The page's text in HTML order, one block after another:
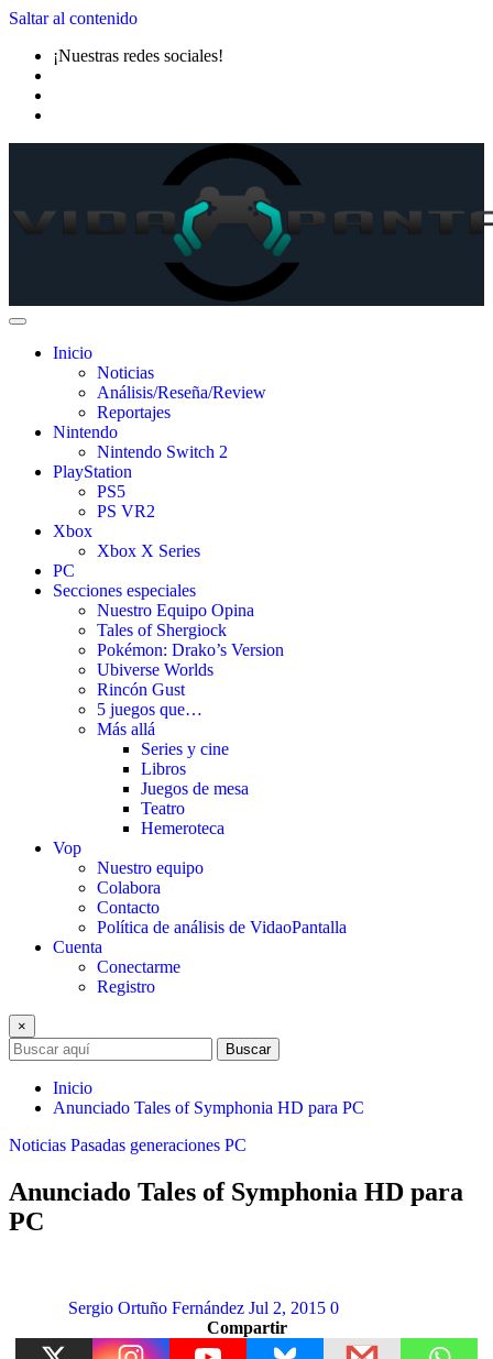
Saltar al contenido
¡Nuestras redes sociales!
Inicio
Noticias
Análisis/Reseña/Review
Reportajes
Nintendo
Nintendo Switch 2
PlayStation
PS5
PS VR2
Xbox
Xbox X Series
PC
Secciones especiales
Nuestro Equipo Opina
Tales of Shergiock
Pokémon: Drako’s Version
Ubiverse Worlds
Rincón Gust
5 juegos que…
Más allá
Series y cine
Libros
Juegos de mesa
Teatro
Hemeroteca
Vop
Nuestro equipo
Colabora
Contacto
Política de análisis de VidaoPantalla
Cuenta
Conectarme
Registro
×
Buscar
Inicio
Anunciado Tales of Symphonia HD para PC
Noticias Pasadas generaciones PC
Anunciado Tales of Symphonia HD para
PC
Sergio Ortuño Fernández Jul 2, 2015 0
Compartir